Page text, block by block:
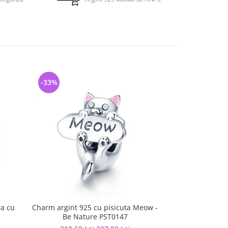
cu
Charm argint 925 cu pisicuta Meow -
Be Nature PST0147
-33%